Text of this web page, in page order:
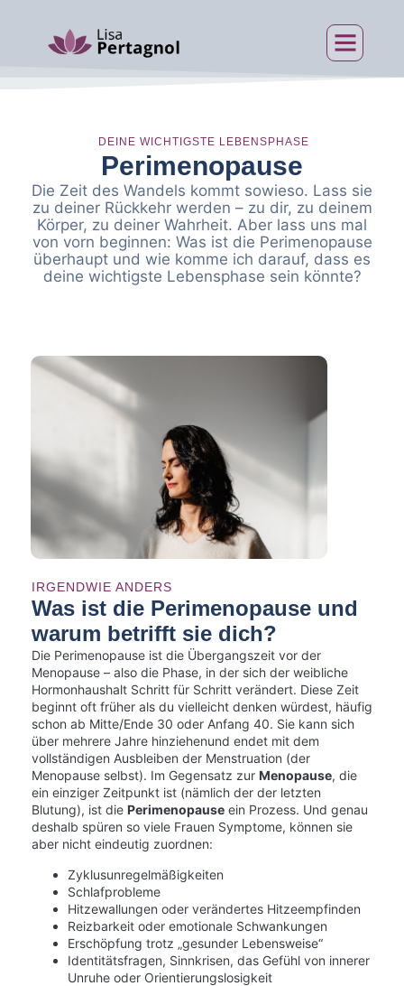
DEINE WICHTIGSTE LEBENSPHASE
Perimenopause
Die Zeit des Wandels kommt sowieso. Lass sie
zu deiner Rückkehr werden – zu dir, zu deinem
Körper, zu deiner Wahrheit. Aber lass uns mal
von vorn beginnen: Was ist die Perimenopause
überhaupt und wie komme ich darauf, dass es
deine wichtigste Lebensphase sein könnte?
IRGENDWIE ANDERS
Was ist die Perimenopause und
warum betrifft sie dich?
Die Perimenopause ist die Übergangszeit vor der
Menopause – also die Phase, in der sich der weibliche
Hormonhaushalt Schritt für Schritt verändert. Diese Zeit
beginnt oft früher als du vielleicht denken würdest, häufig
schon ab Mitte/Ende 30 oder Anfang 40. Sie kann sich
über mehrere Jahre hinziehenund endet mit dem
vollständigen Ausbleiben der Menstruation (der
Menopause selbst). Im Gegensatz zur Menopause, die
ein einziger Zeitpunkt ist (nämlich der der letzten
Blutung), ist die Perimenopause ein Prozess. Und genau
deshalb spüren so viele Frauen Symptome, können sie
aber nicht eindeutig zuordnen:
Zyklusunregelmäßigkeiten
Schlafprobleme
Hitzewallungen oder verändertes Hitzeempfinden
Reizbarkeit oder emotionale Schwankungen
Erschöpfung trotz „gesunder Lebensweise“
Identitätsfragen, Sinnkrisen, das Gefühl von innerer
Unruhe oder Orientierungslosigkeit